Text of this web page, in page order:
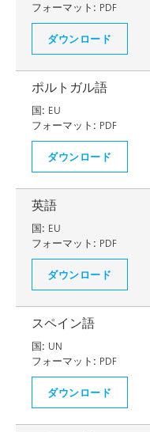
フォーマット: PDF
ダウンロード
ポルトガル語
国: EU
フォーマット: PDF
ダウンロード
英語
国: EU
フォーマット: PDF
ダウンロード
スペイン語
国: UN
フォーマット: PDF
ダウンロード